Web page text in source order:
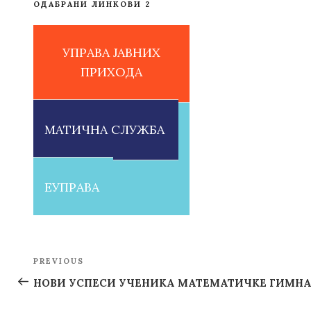
ОДАБРАНИ ЛИНКОВИ 2
УПРАВА ЈАВНИХ
ПРИХОДА
МАТИЧНА СЛУЖБА
ЕУПРАВА
Post
navigation
Previous
Post
PREVIOUS
НОВИ УСПЕСИ УЧЕНИКА МАТЕМАТИЧКЕ